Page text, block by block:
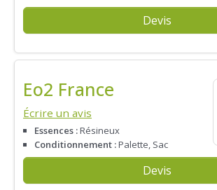
Devis
Eo2 France
Écrire un avis
Essences :Résineux
Conditionnement :Palette, Sac
Devis